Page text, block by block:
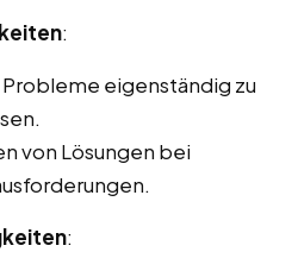
:
eigenständig zu
von Lösungen bei
: